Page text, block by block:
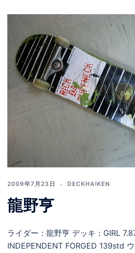
2009年7月23日 DECKHAIKEN
龍野亨
ライダー：龍野亨 デッキ：GIRL
INDEPENDENT FORGED 139std